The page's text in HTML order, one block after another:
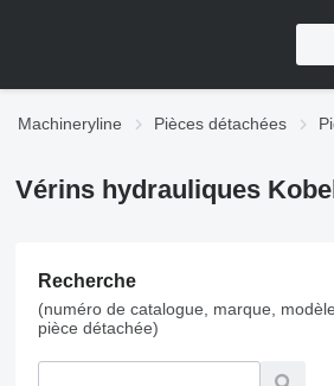
Machineryline Pièces détachées
Vérins hydrauliques
Recherche
(numéro de catalogue, marque, modèle,
pièce détachée)